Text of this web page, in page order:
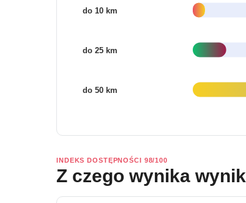
INDEKS DOSTĘPNOŚCI 98/100
Z czego wynika wynik